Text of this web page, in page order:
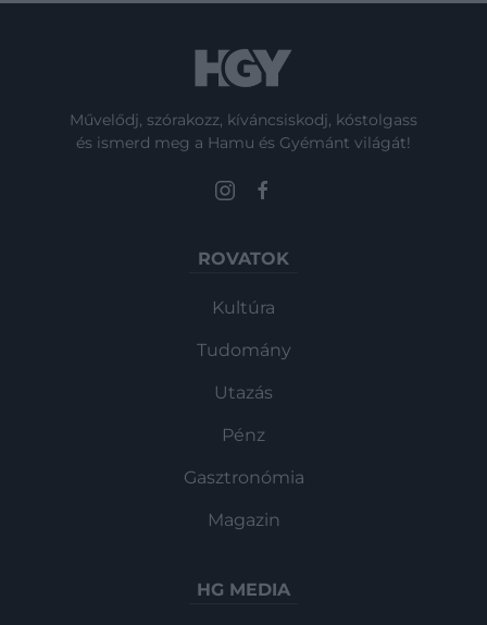
Művelődj, szórakozz, kíváncsiskodj, kóstolgass
és ismerd meg a Hamu és Gyémánt világát!
ROVATOK
Kultúra
Tudomány
Utazás
Pénz
Gasztronómia
Magazin
HG MEDIA